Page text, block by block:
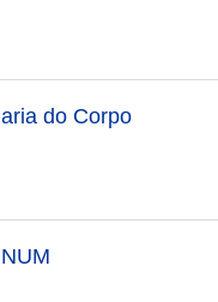
do Corpo